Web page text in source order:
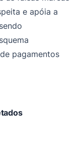
e apóia a
pagamentos